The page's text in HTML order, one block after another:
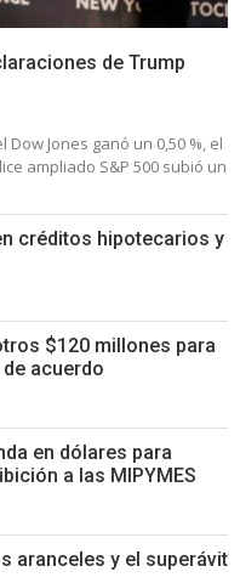
de Trump
Jones ganó un 0,50 %, el
ampliado S&P 500 subió un
créditos hipotecarios y
$120 millones para
acuerdo
en dólares para
a las MIPYMES
aranceles y el superávit